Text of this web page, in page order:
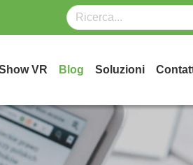
VR Blog Soluzioni